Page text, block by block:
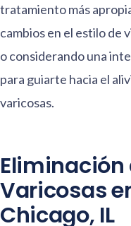
tratamiento más
cambios en el estilo de
o considerando una
para guiarte hacia el
varicosas.
Eliminación
Varicosas
Chicago, IL